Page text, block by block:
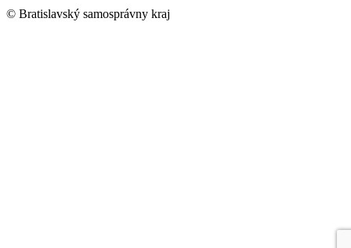
© Bratislavský samosprávny kraj